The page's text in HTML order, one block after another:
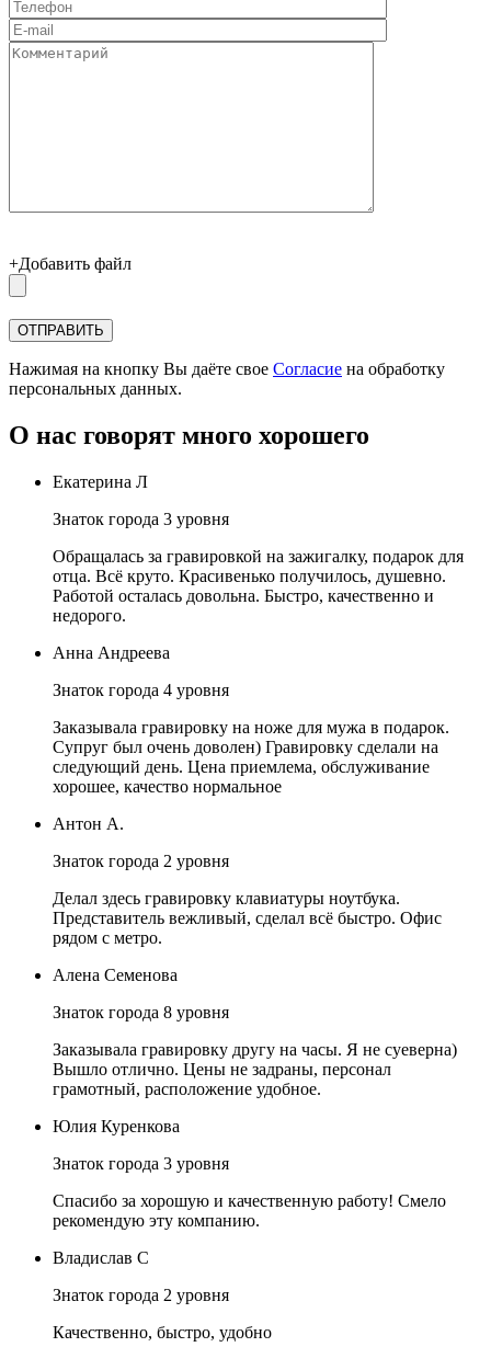
+Добавить файл
Нажимая на кнопку Вы даёте свое Согласие на обработку
персональных данных.
О нас говорят много хорошего
Екатерина Л
Знаток города 3 уровня
Обращалась за гравировкой на зажигалку, подарок для
отца. Всё круто. Красивенько получилось, душевно.
Работой осталась довольна. Быстро, качественно и
недорого.
Анна Андреева
Знаток города 4 уровня
Заказывала гравировку на ноже для мужа в подарок.
Супруг был очень доволен) Гравировку сделали на
следующий день. Цена приемлема, обслуживание
хорошее, качество нормальное
Антон А.
Знаток города 2 уровня
Делал здесь гравировку клавиатуры ноутбука.
Представитель вежливый, сделал всё быстро. Офис
рядом с метро.
Алена Семенова
Знаток города 8 уровня
Заказывала гравировку другу на часы. Я не суеверна)
Вышло отлично. Цены не задраны, персонал
грамотный, расположение удобное.
Юлия Куренкова
Знаток города 3 уровня
Спасибо за хорошую и качественную работу! Смело
рекомендую эту компанию.
Владислав С
Знаток города 2 уровня
Качественно, быстро, удобно